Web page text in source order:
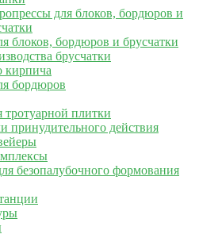
для блоков, бордюров и
блоков, бордюров и брусчатки
брусчатки
кирпича
бордюров
плитки
принудительного действия
безопалубочного формования